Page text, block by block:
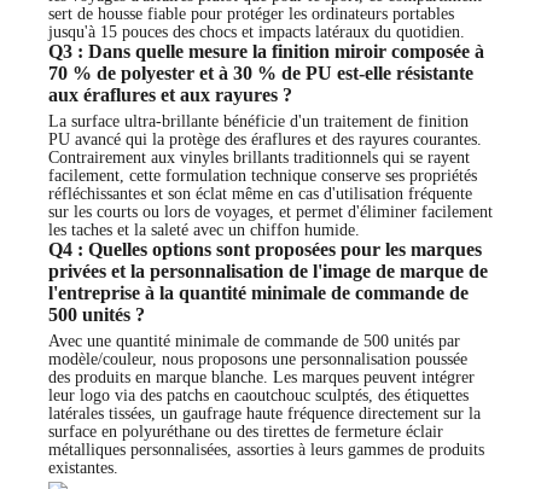
sert de housse fiable pour protéger les ordinateurs portables
jusqu'à 15 pouces des chocs et impacts latéraux du quotidien.
Q3 : Dans quelle mesure la finition miroir composée à
70 % de polyester et à 30 % de PU est-elle résistante
aux éraflures et aux rayures ?
La surface ultra-brillante bénéficie d'un traitement de finition
PU avancé qui la protège des éraflures et des rayures courantes.
Contrairement aux vinyles brillants traditionnels qui se rayent
facilement, cette formulation technique conserve ses propriétés
réfléchissantes et son éclat même en cas d'utilisation fréquente
sur les courts ou lors de voyages, et permet d'éliminer facilement
les taches et la saleté avec un chiffon humide.
Q4 : Quelles options sont proposées pour les marques
privées et la personnalisation de l'image de marque de
l'entreprise à la quantité minimale de commande de
500 unités ?
Avec une quantité minimale de commande de 500 unités par
modèle/couleur, nous proposons une personnalisation poussée
des produits en marque blanche. Les marques peuvent intégrer
leur logo via des patchs en caoutchouc sculptés, des étiquettes
latérales tissées, un gaufrage haute fréquence directement sur la
surface en polyuréthane ou des tirettes de fermeture éclair
métalliques personnalisées, assorties à leurs gammes de produits
existantes.